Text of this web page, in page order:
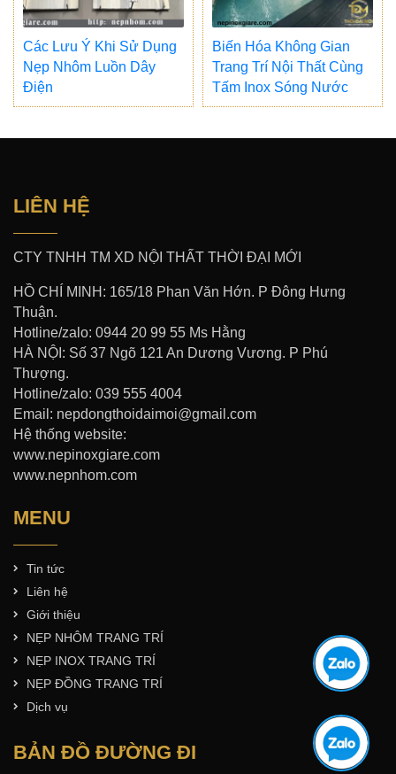
Các Lưu Ý Khi Sử Dụng
Nẹp Nhôm Luồn Dây
Điện
Biến Hóa Không Gian
Trang Trí Nội Thất Cùng
Tấm Inox Sóng Nước
LIÊN HỆ
CTY TNHH TM XD NỘI THẤT THỜI ĐẠI MỚI
HỒ CHÍ MINH: 165/18 Phan Văn Hớn. P Đông Hưng
Thuận.
Hotline/zalo: 0944 20 99 55 Ms Hằng
HÀ NỘI: Số 37 Ngõ 121 An Dương Vương. P Phú
Thượng.
Hotline/zalo: 039 555 4004
Email: nepdongthoidaimoi@gmail.com
Hệ thống website:
www.nepinoxgiare.com
www.nepnhom.com
MENU
Tin tức
Liên hệ
Giới thiệu
NẸP NHÔM TRANG TRÍ
NẸP INOX TRANG TRÍ
NẸP ĐỒNG TRANG TRÍ
Dịch vụ
BẢN ĐỒ ĐƯỜNG ĐI